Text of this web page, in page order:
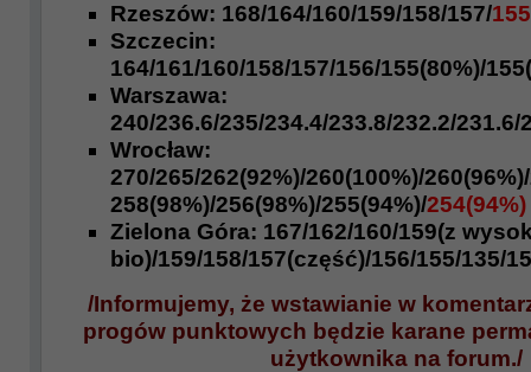
Rzeszów: 168/164/160/159/158/157/155
Szczecin:
164/161/160/158/157/156/155(80%)/
Warszawa:
240/236.6/235/234.4/233.8/232.2/231.6/
Wrocław:
270/265/262(92%)/260(100%)/
258(98%)/256(98%)/255(94%)/254(94%)
Zielona Góra: 167/162/160/159(z
bio)/159/158/157(część)/156/155/135/
/Informujemy, że wstawianie w
progów punktowych będzie karane
użytkownika na forum./